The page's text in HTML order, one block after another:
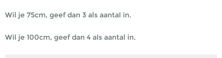
Wil je 75cm, geef dan 3 als aantal in.
Wil je 100cm, geef dan 4 als aantal in.